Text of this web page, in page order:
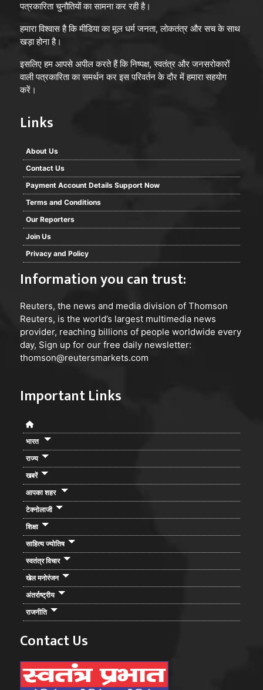
पत्रकारिता चुनौतियों का सामना कर रही है।
हमारा विश्वास है कि मीडिया का मूल धर्म जनता, लोकतंत्र और सच के साथ
खड़ा होना है।
इसलिए हम आपसे अपील करते हैं कि निष्पक्ष, स्वतंत्र और जनसरोकारों
वाली पत्रकारिता का समर्थन कर इस परिवर्तन के दौर में हमारा सहयोग
करें।
Links
About Us
Contact Us
Payment Account Details Support Now
Terms and Conditions
Our Reporters
Join Us
Privacy and Policy
Information you can trust:
Reuters, the news and media division of Thomson
Reuters, is the world’s largest multimedia news
provider, reaching billions of people worldwide every
day, Sign up for our free daily newsletter:
thomson@reutersmarkets.com
Important Links
भारत
राज्य
खबरें
आपका शहर
टेक्नोलाजी
शिक्षा
साहित्य ज्योतिष
स्वतंत्र विचार
खेल मनोरंजन
अंतर्राष्ट्रीय
राजनीति
Contact Us